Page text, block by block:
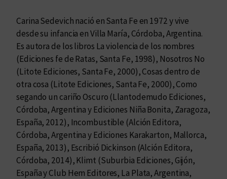
Carina Sedevich nació en Santa Fe en 1972 y vive
desde su infancia en Villa María, Córdoba, Argentina.
Es autora de los libros La violencia de los nombres
(Ediciones fe de Ratas, Santa Fe, 1998), Nosotros No
(Litote Ediciones, Santa Fe, 2000), Cosas dentro de
otra cosa (Litote Ediciones, Santa Fe, 2000), Como
segando un cariño Oscuro (Llantodemudo Ediciones,
Córdoba, Argentina y Ediciones Niña Bonita, Zaragoza,
España, 2012), Incombustible (Alción Editora,
Córdoba, Argentina y Ediciones Karakarton, Mallorca,
España, 2013), Escribió Dickinson (Alción Editora,
Córdoba, 2014), Klimt (Suburbia Ediciones, Gijón,
España y Club Hem Editores, La Plata, Argentina,